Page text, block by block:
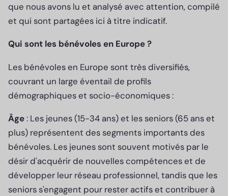
que nous avons lu et analysé avec attention, compilé
et qui sont partagées ici à titre indicatif.
Qui sont les bénévoles en Europe ?
Les bénévoles en Europe sont très diversifiés,
couvrant un large éventail de profils
démographiques et socio-économiques :
Âge: Les jeunes (15-34 ans) et les seniors (65 ans et
plus) représentent des segments importants des
bénévoles. Les jeunes sont souvent motivés par le
désir d'acquérir de nouvelles compétences et de
développer leur réseau professionnel, tandis que les
seniors s'engagent pour rester actifs et contribuer à